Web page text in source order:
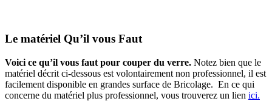
Le matériel Qu’il vous Faut
Voici ce qu’il vous faut pour couper du verre. Notez bien que le
matériel décrit ci-dessous est volontairement non professionnel, il est
facilement disponible en grandes surface de Bricolage. En ce qui
concerne du matériel plus professionnel, vous trouverez un lien ici.